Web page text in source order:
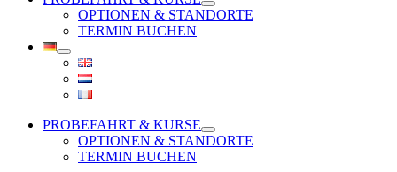
OPTIONEN & STANDORTE
TERMIN BUCHEN
PROBEFAHRT & KURSE
OPTIONEN & STANDORTE
TERMIN BUCHEN